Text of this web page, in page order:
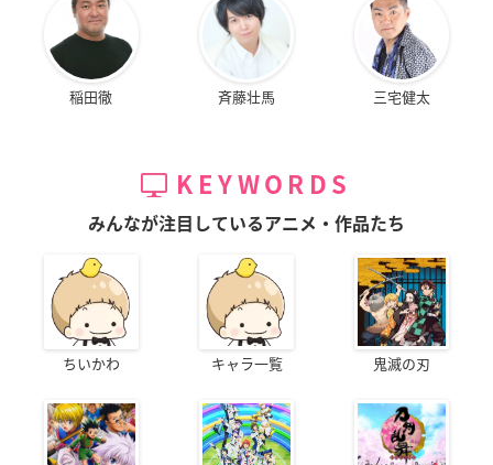
稲田徹 斉藤壮馬 三宅健太
KEYWORDS
みんなが注目しているアニメ・作品たち
ちいかわ キャラ一覧 鬼滅の刃